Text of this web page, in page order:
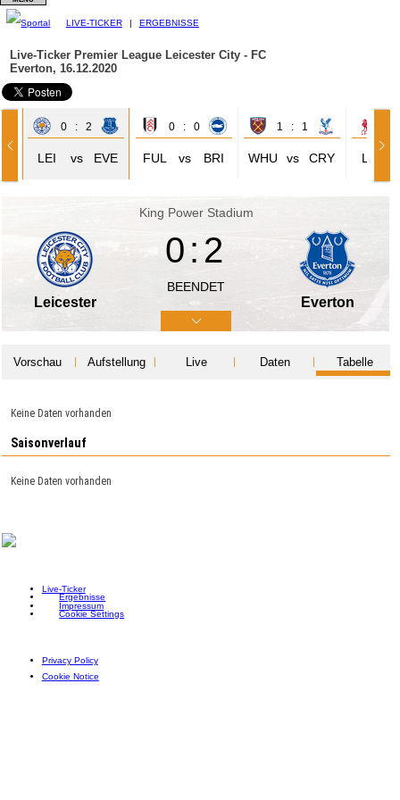
LIVE-TICKER | ERGEBNISSE
Live-Ticker Premier League Leicester City - FC
Everton, 16.12.2020
0 : 2
LEI vs EVE
0 : 0
FUL vs BRI
1 : 1
WHU vs CRY LIV
King Power Stadium
Leicester
0:2
BEENDET
Everton
Vorschau Aufstellung Live Daten Tabelle
Keine Daten vorhanden
Saisonverlauf
Keine Daten vorhanden
Live-Ticker
Ergebnisse
Impressum
Cookie Settings
Privacy Policy
Cookie Notice